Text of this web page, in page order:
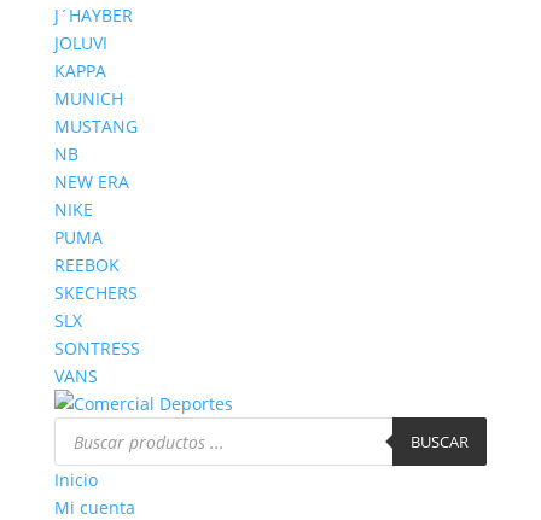
J´HAYBER
JOLUVI
KAPPA
MUNICH
MUSTANG
NB
NEW ERA
NIKE
PUMA
REEBOK
SKECHERS
SLX
SONTRESS
VANS
Búsqueda
productos
BUSCAR
Inicio
Mi cuenta